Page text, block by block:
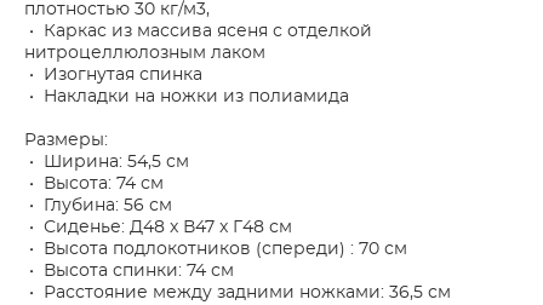
плотностью 30 кг/м3,
• Каркас из массива ясеня с отделкой
нитроцеллюлозным лаком
• Изогнутая спинка
• Накладки на ножки из полиамида
Размеры:
• Ширина: 54,5 см
• Высота: 74 см
• Глубина: 56 см
• Сиденье: Д48 x В47 x Г48 см
• Высота подлокотников (спереди) : 70 см
• Высота спинки: 74 см
• Расстояние между задними ножками: 36,5 см